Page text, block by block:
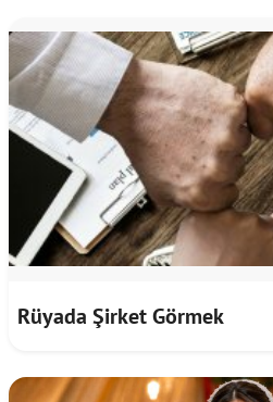
Rüyada Şirket Görmek